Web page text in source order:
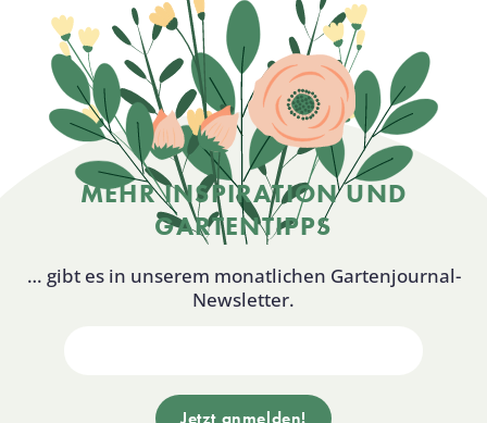
MEHR INSPIRATION UND
GARTENTIPPS
… gibt es in unserem monatlichen Gartenjournal-
Newsletter.